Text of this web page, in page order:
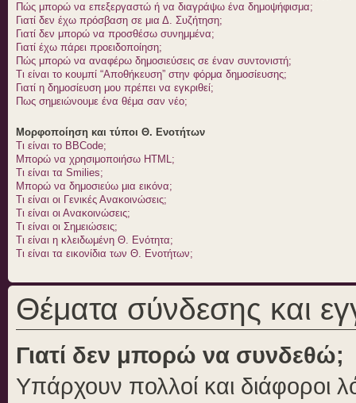
Πώς μπορώ να επεξεργαστώ ή να διαγράψω ένα δημοψήφισμα;
Γιατί δεν έχω πρόσβαση σε μια Δ. Συζήτηση;
Γιατί δεν μπορώ να προσθέσω συνημμένα;
Γιατί έχω πάρει προειδοποίηση;
Πώς μπορώ να αναφέρω δημοσιεύσεις σε έναν συντονιστή;
Τι είναι το κουμπί “Αποθήκευση” στην φόρμα δημοσίευσης;
Γιατί η δημοσίευση μου πρέπει να εγκριθεί;
Πως σημειώνουμε ένα θέμα σαν νέο;
Μορφοποίηση και τύποι Θ. Ενοτήτων
Τι είναι το BBCode;
Μπορώ να χρησιμοποιήσω HTML;
Τι είναι τα Smilies;
Μπορώ να δημοσιεύω μια εικόνα;
Τι είναι οι Γενικές Ανακοινώσεις;
Τι είναι οι Ανακοινώσεις;
Τι είναι οι Σημειώσεις;
Τι είναι η κλειδωμένη Θ. Ενότητα;
Τι είναι τα εικονίδια των Θ. Ενοτήτων;
Θέματα σύνδεσης και
Γιατί δεν μπορώ να συνδεθώ;
Υπάρχουν πολλοί και διάφοροι